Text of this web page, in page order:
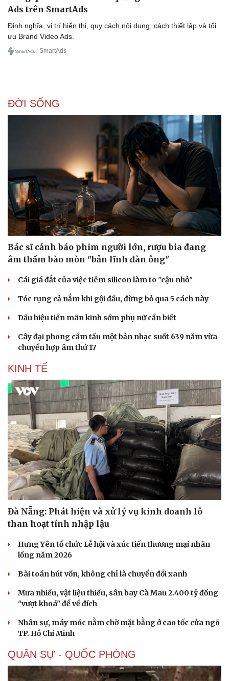
Sức khỏe
Dinh dưỡng - món ngon
Cây thuốc
Sản phụ khoa
Nhi khoa
Nam khoa
Phòng mạch online
Ăn sạch sống khỏe
Đời sống
Nhà đẹp
Blog
Tình yêu - Gia đình
Ads trên SmartAds
Định nghĩa, vị trí hiển thị, quy cách nội dung, cách thiết lập và tối
ưu Brand Video Ads.
| SmartAds
ĐỜI SỐNG
Bác sĩ cảnh báo phim người lớn, rượu bia đang
âm thầm bào mòn "bản lĩnh đàn ông"
Cái giá đắt của việc tiêm silicon làm to "cậu nhỏ"
Tóc rụng cả nắm khi gội đầu, đừng bỏ qua 5 cách này
Dấu hiệu tiền mãn kinh sớm phụ nữ cần biết
Cây đại phong cầm tấu một bản nhạc suốt 639 năm vừa
chuyển hợp âm thứ 17
KINH TẾ
Đà Nẵng: Phát hiện và xử lý vụ kinh doanh lô
than hoạt tính nhập lậu
Hưng Yên tổ chức Lễ hội và xúc tiến thương mại nhãn
lồng năm 2026
Bài toán hút vốn, không chỉ là chuyển đổi xanh
Mưa nhiều, vật liệu thiếu, sân bay Cà Mau 2.400 tỷ đồng
"vượt khoá" để về đích
Nhân sự, máy móc nằm chờ mặt bằng ở cao tốc cửa ngõ
TP. Hồ Chí Minh
QUÂN SỰ - QUỐC PHÒNG